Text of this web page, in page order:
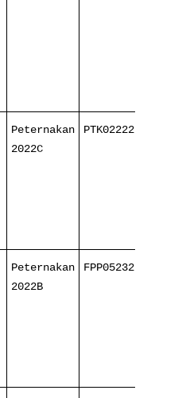
Peternakan
2022C
PTK022221
Peternakan
2022B
FPP052321